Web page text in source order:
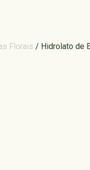
Florais / Hidrolato de